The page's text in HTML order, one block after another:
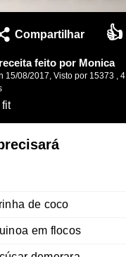
Compartilhar 👍
feito por Monica
15/08/2017, Visto por 15373 , 4
de coco
em flocos